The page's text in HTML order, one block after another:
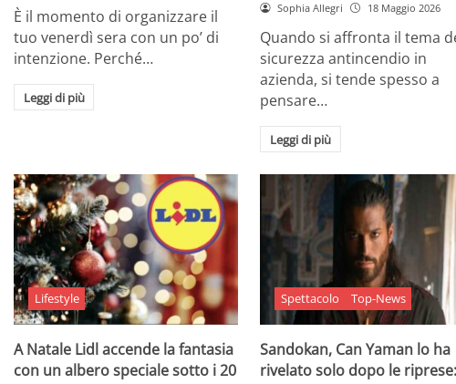
È il momento di organizzare il
tuo venerdì sera con un po’ di
intenzione. Perché…
Leggi di più
Sophia Allegri 18 Maggio 2026
Quando si affronta il tema
sicurezza antincendio in
azienda, si tende spesso a
pensare…
Leggi di più
Lifestyle
A Natale Lidl accende la fantasia
con un albero speciale sotto i 20
Spettacolo Top-News
Sandokan, Can Yaman lo ha
rivelato solo dopo le